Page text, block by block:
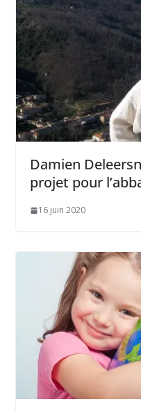
Damien
projet pour
16 juin 2020